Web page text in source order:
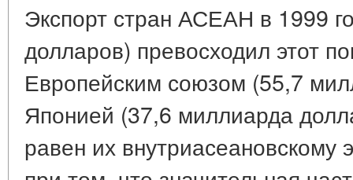
Экспорт стран АСЕАН в 1999
долларов) превосходил этот
Европейским союзом (55,7
Японией (37,6 миллиарда
равен их внутриасеановскому